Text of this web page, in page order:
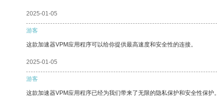
2025-01-05
游客
这款加速器VPM应用程序可以给你提供最高速度和安全性的连接。
2025-01-05
游客
这款加速器VPM应用程序已经为我们带来了无限的隐私保护和安全性保护。